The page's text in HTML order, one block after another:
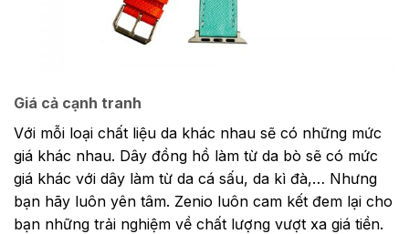
Giá cả cạnh tranh
Với mỗi loại chất liệu da khác nhau sẽ có những mức
giá khác nhau. Dây đồng hồ làm từ da bò sẽ có mức
giá khác với dây làm từ da cá sấu, da kì đà,… Nhưng
bạn hãy luôn yên tâm. Zenio luôn cam kết đem lại cho
bạn những trải nghiệm về chất lượng vượt xa giá tiền.